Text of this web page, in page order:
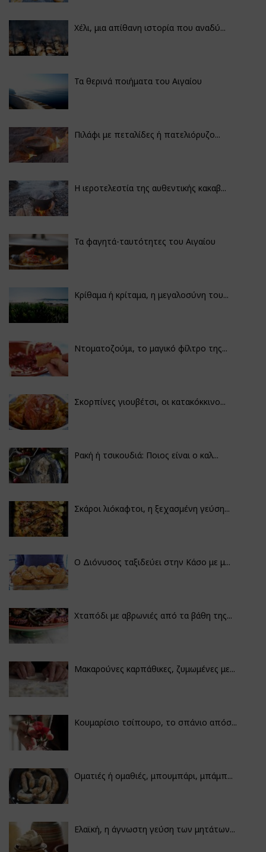
Χέλι, μια απίθανη ιστορία που αναδύ...
Τα θερινά ποιήματα του Αιγαίου
Πιλάφι με πεταλίδες ή πατελιόρυζο...
Η ιεροτελεστία της αυθεντικής κακαβ...
Τα φαγητά-ταυτότητες του Αιγαίου
Κρίθαμα ή κρίταμα, η μεγαλοσύνη του...
Ντοματοζούμι, το μαγικό φίλτρο της...
Σκορπίνες γιουβέτσι, οι κατακόκκινο...
Ρακή ή τσικουδιά: Ποιος είναι ο καλ...
Σκάροι λιόκαφτοι, η ξεχασμένη γεύση...
Ο Διόνυσος ταξιδεύει στην Κάσο με μ...
Χταπόδι με αβρωνιές από τα βάθη της...
Μακαρούνες καρπάθικες, ζυμωμένες με...
Κουμαρίσιο τσίπουρο, το σπάνιο απόσ...
Οματιές ή ομαθιές, μπουμπάρι, μπάμπ...
Ελαϊκή, η άγνωστη γεύση των μητάτων...